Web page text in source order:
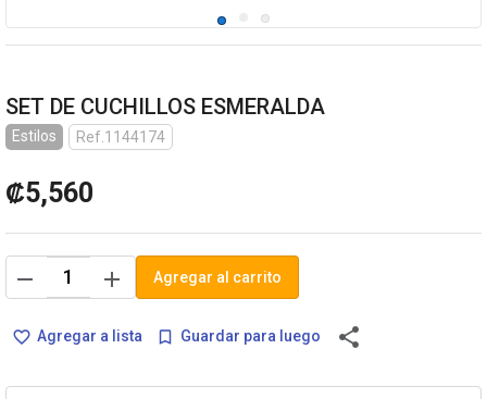
SET DE CUCHILLOS ESMERALDA
Estilos Ref.1144174
₡5,560
remove add Agregar al carrito
favorite_border Agregar a lista bookmark_border Guardar para luego share